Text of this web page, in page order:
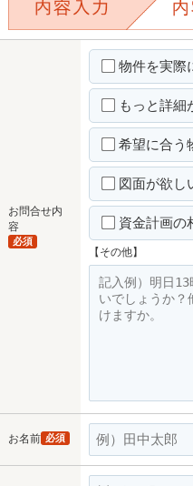
お問合せ内
容
必須
物件を実際
もっと詳細
希望に合う
図面が欲し
資金計画の
【その他】
お名前 必須